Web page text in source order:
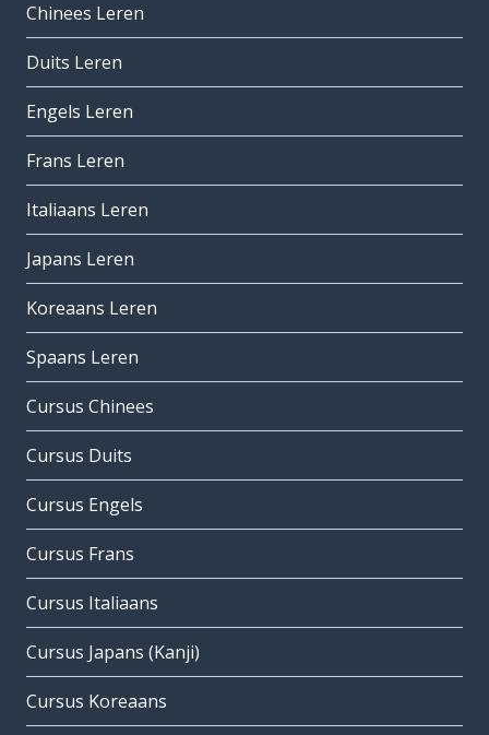
Chinees Leren
Duits Leren
Engels Leren
Frans Leren
Italiaans Leren
Japans Leren
Koreaans Leren
Spaans Leren
Cursus Chinees
Cursus Duits
Cursus Engels
Cursus Frans
Cursus Italiaans
Cursus Japans (Kanji)
Cursus Koreaans